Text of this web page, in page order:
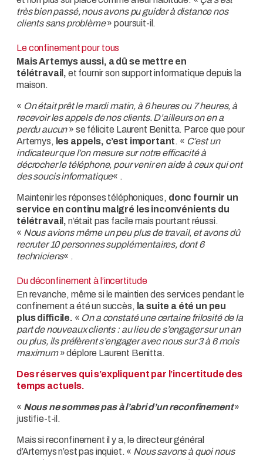
très bien passé, nous avons pu guider à distance nos
clients sans problème» poursuit-il.
Le confinement pour tous
Mais Artemys aussi, a dû se mettre en
télétravail, et fournir son support informatique depuis la
maison.
« On était prêt le mardi matin, à 6 heures ou 7 heures, à
recevoir les appels de nos clients. D’ailleurs on en a
perdu aucun» se félicite Laurent Benitta. Parce que pour
Artemys, les appels, c’est important. « C’est un
indicateur que l’on mesure sur notre efficacité à
décrocher le téléphone, pour venir en aide à ceux qui ont
des soucis informatique« .
Maintenir les réponses téléphoniques, donc fournir un
service en continu malgré les inconvénients du
télétravail, n’était pas facile mais pourtant réussi.
« Nous avions même un peu plus de travail, et avons dû
recruter 10 personnes supplémentaires, dont 6
techniciens« .
Du déconfinement à l’incertitude
En revanche, même si le maintien des services pendant le
confinement a été un succès, la suite a été un peu
plus difficile. « On a constaté une certaine frilosité de la
part de nouveaux clients : au lieu de s’engager sur un an
ou plus, ils préfèrent s’engager avec nous sur 3 à 6 mois
maximum» déplore Laurent Benitta.
Des réserves qui s’expliquent par l’incertitude des
temps actuels.
« Nous ne sommes pas à l’abri d’un reconfinement»
justifie-t-il.
Mais si reconfinement il y a, le directeur général
d’Artemys n’est pas inquiet. « Nous savons à quoi nous